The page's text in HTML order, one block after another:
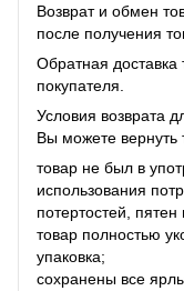
Возврат и обмен
после получения
Обратная доставка
покупателя.
Условия возврата
Вы можете вернуть
товар не был в
использования
потертостей, пятен
товар полностью
упаковка;
сохранены все